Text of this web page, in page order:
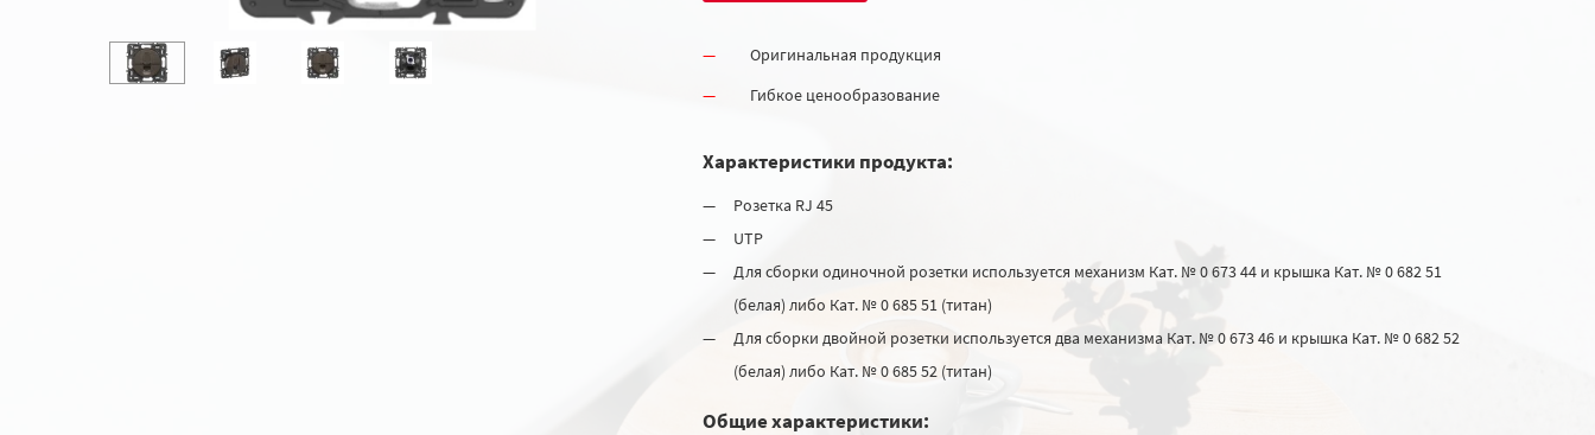
Оригинальная продукция
Гибкое ценообразование
Характеристики продукта:
Розетка RJ 45
UTP
Для сборки одиночной розетки используется механизм Кат. № 0 673 44 и крышка Кат. № 0 682 51
(белая) либо Кат. № 0 685 51 (титан)
Для сборки двойной розетки используется два механизма Кат. № 0 673 46 и крышка Кат. № 0 682 52
(белая) либо Кат. № 0 685 52 (титан)
Общие характеристики: